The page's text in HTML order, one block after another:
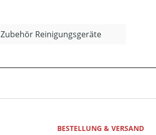
Zubehör Reinigungsgeräte
BESTELLUNG & VERSAND